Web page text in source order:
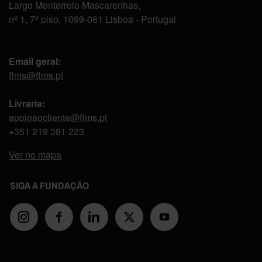
Largo Monterroio Mascarenhas,
nº 1, 7º piso, 1099-081 Lisboa - Portugal
Email geral:
ffms@ffms.pt
Livraria:
apoioaocliente@ffms.pt
+351 219 381 223
Ver no mapa
SIGA A FUNDAÇÃO